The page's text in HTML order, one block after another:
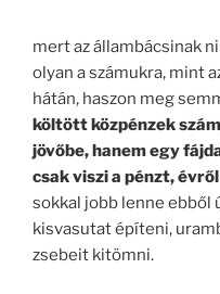
mert az állambácsinak
olyan a számukra, mint
hátán, haszon meg
költött közpénzek
jövőbe, hanem egy
csak viszi a pénzt,
sokkal jobb lenne ebből
kisvasutat építeni,
zsebeit kitömni.